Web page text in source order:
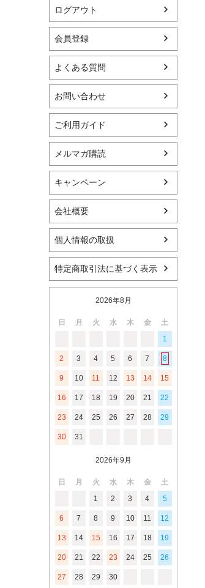
ログアウト
会員登録
よくある質問
お問い合わせ
ご利用ガイド
メルマガ購読
キャンペーン
会社概要
個人情報の取扱
特定商取引法に基づく表示
2026年8月
日 月 火 水 木 金
土
1
2 3 4 5 6 7 8
9 10 11 12 13 14 15
16 17 18 19 20 21 22
23 24 25 26 27 28 29
30 31
2026年9月
日 月 火 水 木 金
土
1
2 3 4 5
6 7 8 9 10 11 12
13 14 15 16 17 18 19
20 21 22 23 24 25 26
27 28 29 30